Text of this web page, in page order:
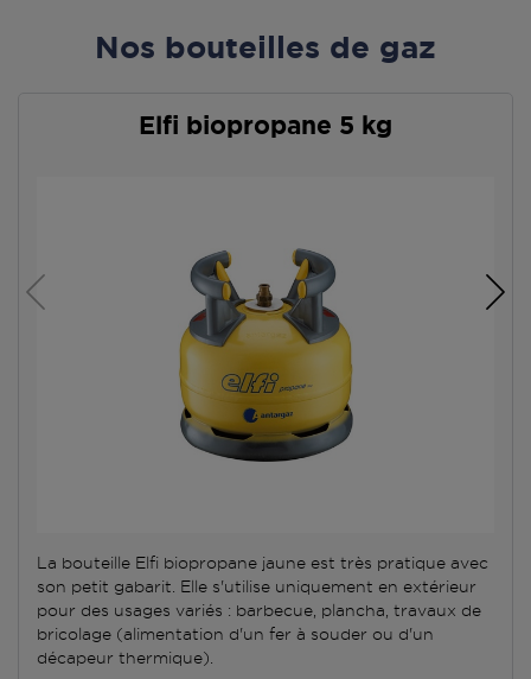
Nos bouteilles de gaz
Elfi biopropane 5 kg
La bouteille Elfi biopropane jaune est très pratique avec
son petit gabarit. Elle s'utilise uniquement en extérieur
pour des usages variés : barbecue, plancha, travaux de
bricolage (alimentation d'un fer à souder ou d'un
décapeur thermique).